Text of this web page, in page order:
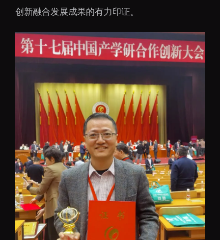
科技基础设施
中欧创新医药与健康研
究中心
创新融合发展成果的有力印证。